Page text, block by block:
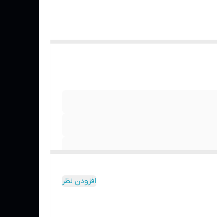
افزودن نظر